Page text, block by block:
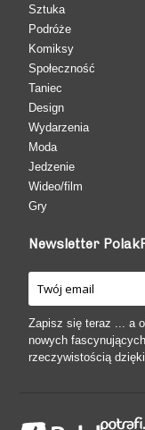
Sztuka
Podróże
Komiksy
Społeczność
Taniec
Design
Wydarzenia
Moda
Jedzenie
Wideo/film
Gry
Newsletter
Zapisz się teraz ... a
nowych
rzeczywistością